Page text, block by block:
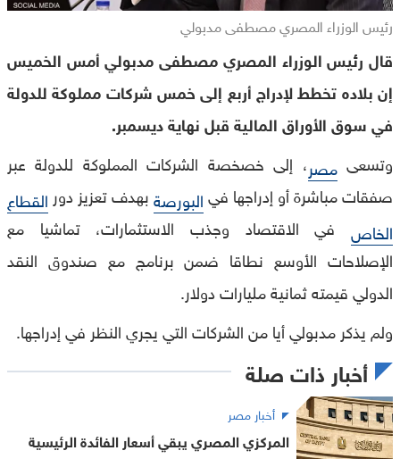
رئيس الوزراء المصري مصطفى مدبولي
قال رئيس الوزراء المصري مصطفى مدبولي أمس الخميس
إن بلاده تخطط لإدراج أربع إلى خمس شركات مملوكة للدولة
في سوق الأوراق المالية قبل نهاية ديسمبر.
وتسعى مصر، إلى خصخصة الشركات المملوكة للدولة عبر
صفقات مباشرة أو إدراجها فيالبورصةبهدف تعزيز دور القطاع
الخاص في الاقتصاد وجذب الاستثمارات، تماشيا مع
الإصلاحات الأوسع نطاقا ضمن برنامج مع صندوق النقد
الدولي قيمته ثمانية مليارات دولار.
ولم يذكر مدبولي أيا من الشركات التي يجري النظر في إدراجها.
أخبار ذات صلة
أخبار مصر
المركزي المصري يبقي أسعار الفائدة الرئيسية